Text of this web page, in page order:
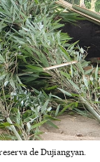
de Dujiangyan.